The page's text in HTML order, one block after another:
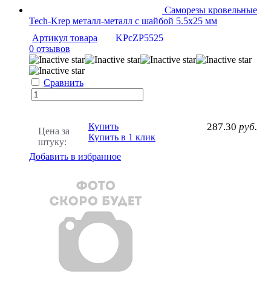
Саморезы кровельные
Tech-Krep металл-металл с шайбой 5.5х25 мм
Артикул товара
KPcZP5525
0 отзывов
Сравнить
Цена за
штуку:
287.30 руб.
Купить
Купить в 1 клик
Добавить в избранное